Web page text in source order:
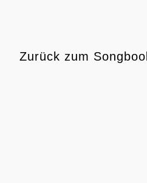
Zurück zum